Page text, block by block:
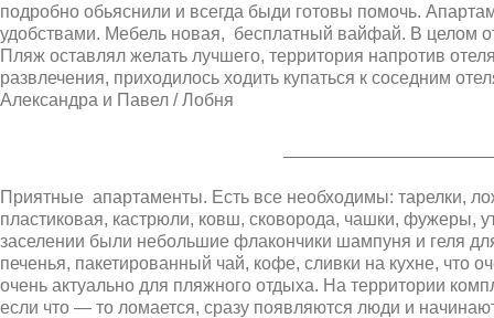
подробно обьяснили и всегда быди готовы помочь.
удобствами. Мебель новая, бесплатный вайфай. В целом
Пляж оставлял желать лучшего, территория напротив
развлечения, приходилось ходить купаться к соседним
Александра и Павел / Лобня
Приятные апартаменты. Есть все необходимы: тарелки,
пластиковая, кастрюли, ковш, сковорода, чашки, фужеры,
заселении были небольшие флакончики шампуня и геля
печенья, пакетированный чай, кофе, сливки на кухне, что
очень актуально для пляжного отдыха. На территории
если что — то ломается, сразу появляются люди и